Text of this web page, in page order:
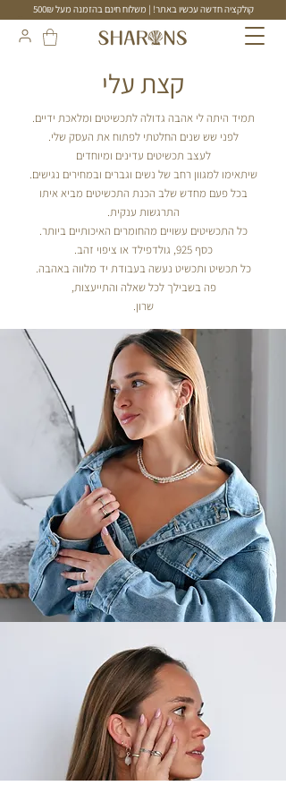
קולקציה חדשה עכשיו באתר! | משלוח חינם בהזמנה מעל 500₪
קצת עלי
תמיד היתה לי אהבה גדולה לתכשיטים ומלאכת ידיים.
לפני שש שנים החלטתי לפתוח את העסק שלי.
לעצב תכשיטים עדינים ומיוחדים
שיתאימו למגוון רחב של נשים וגברים ובמחירים נגישים.
בכל פעם מחדש שלב הכנת התכשיטים מביא איתו
התרגשות ענקית.
כל התכשיטים עשויים מהחומרים האיכותיים ביותר.
כסף 925, גולדפילד או ציפוי זהב.
כל תכשיט ותכשיט נעשה בעבודת יד מלווה באהבה.
פה בשבילך לכל שאלה והתייעצות,
שרון.